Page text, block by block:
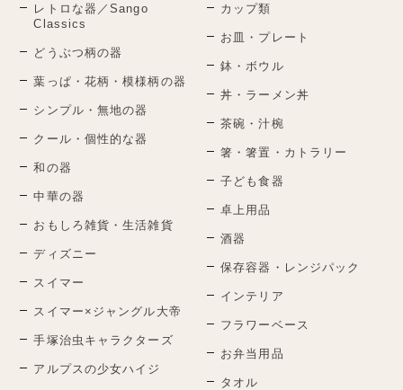
レトロな器／Sango
Classics
どうぶつ柄の器
葉っぱ・花柄・模様柄の器
シンプル・無地の器
クール・個性的な器
和の器
中華の器
おもしろ雑貨・生活雑貨
ディズニー
スイマー
スイマー×ジャングル大帝
手塚治虫キャラクターズ
アルプスの少女ハイジ
カップ類
お皿・プレート
鉢・ボウル
丼・ラーメン丼
茶碗・汁椀
箸・箸置・カトラリー
子ども食器
卓上用品
酒器
保存容器・レンジパック
インテリア
フラワーベース
お弁当用品
タオル